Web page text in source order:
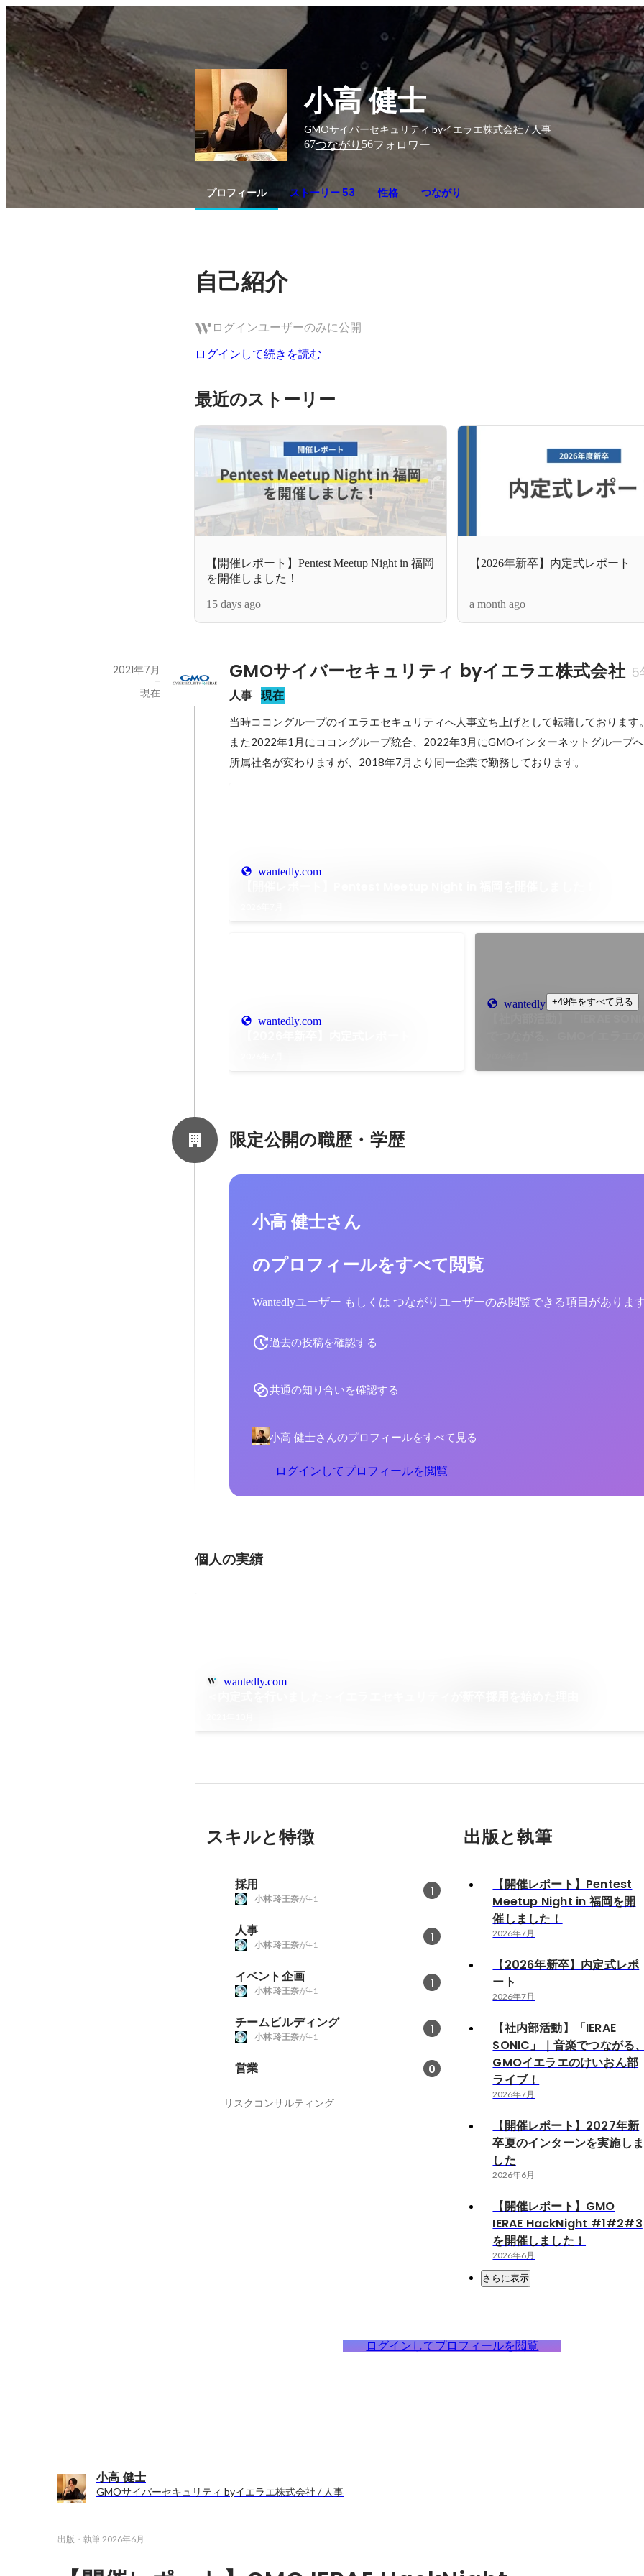
小高 健士
GMOサイバーセキュリティ byイエラエ株式会社 / 人事
67つながり 56フォロワー
プロフィール ストーリー 53 性格 つながり
自己紹介
ログインユーザーのみに公開
ログインして続きを読む
最近のストーリー
【開催レポート】Pentest Meetup Night in 福岡
を開催しました！
15 days ago
【2026年新卒】内定式レポート
a month ago
GMOサイバーセキュリティ byイエラエ株式会社 5
人事 現在
2021年7月
-
現在
当時ココングループのイエラエセキュリティへ人事立ち上げとして転籍しております
また2022年1月にココングループ統合、2022年3月にGMOインターネットグループ
所属社名が変わりますが、2018年7月より同一企業で勤務しております。
wantedly.com
wantedly.com
wantedly.com+49件をすべて見る
限定公開の職歴・学歴
小高 健士さん
のプロフィールをすべて閲覧
Wantedlyユーザー もしくは つながりユーザーのみ閲覧できる項目がありま
過去の投稿を確認する
共通の知り合いを確認する
小高 健士さんのプロフィールをすべて見る
ログインしてプロフィールを閲覧
個人の実績
wantedly.com
スキルと特徴
採用 1
小林 玲王奈が+1
人事 1
小林 玲王奈が+1
イベント企画 1
小林 玲王奈が+1
チームビルディング 1
小林 玲王奈が+1
営業 0
リスクコンサルティング
出版と執筆
【開催レポート】Pentest
Meetup Night in 福岡を開
催しました！
2026年7月
【2026年新卒】内定式レポ
ート
2026年7月
【社内部活動】「IERAE
SONIC」｜音楽でつながる
GMOイエラエのけいおん部
ライブ！
2026年7月
【開催レポート】2027年新
卒夏のインターンを実施しま
した
2026年6月
【開催レポート】GMO
IERAE HackNight #1#2#3
を開催しました！
2026年6月
さらに表示
ログインしてプロフィールを閲覧
小高 健士
GMOサイバーセキュリティ byイエラエ株式会社 / 人事
出版・執筆2026年6月